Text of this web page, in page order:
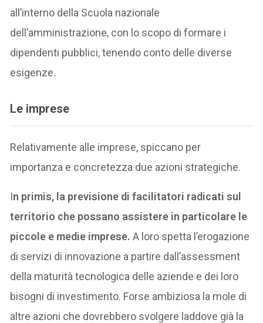
all’interno della Scuola nazionale
dell’amministrazione, con lo scopo di formare i
dipendenti pubblici, tenendo conto delle diverse
esigenze.
Le imprese
Relativamente alle imprese, spiccano per
importanza e concretezza due azioni strategiche.
In primis, la previsione di facilitatori radicati sul
territorio che possano assistere in particolare le
piccole e medie imprese. A loro spetta l’erogazione
di servizi di innovazione a partire dall’assessment
della maturità tecnologica delle aziende e dei loro
bisogni di investimento. Forse ambiziosa la mole di
altre azioni che dovrebbero svolgere laddove già la